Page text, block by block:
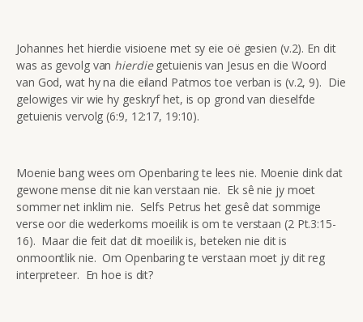
Johannes het hierdie visioene met sy eie oë gesien (v.2). En dit
was as gevolg van hierdiegetuienis van Jesus en die Woord
van God, wat hy na die eiland Patmos toe verban is (v.2, 9). Die
gelowiges vir wie hy geskryf het, is op grond van dieselfde
getuienis vervolg (6:9, 12:17, 19:10).
Moenie bang wees om Openbaring te lees nie. Moenie dink dat
gewone mense dit nie kan verstaan nie. Ek sê nie jy moet
sommer net inklim nie. Selfs Petrus het gesê dat sommige
verse oor die wederkoms moeilik is om te verstaan (2 Pt.3:15-
16). Maar die feit dat dit moeilik is, beteken nie dit is
onmoontlik nie. Om Openbaring te verstaan moet jy dit reg
interpreteer. En hoe is dit?